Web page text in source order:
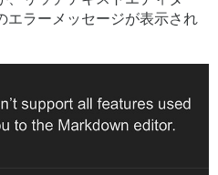
エラーメッセージが表示され